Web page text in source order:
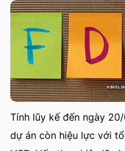
Tính lũy kế đến ngày
dự án còn hiệu lực với